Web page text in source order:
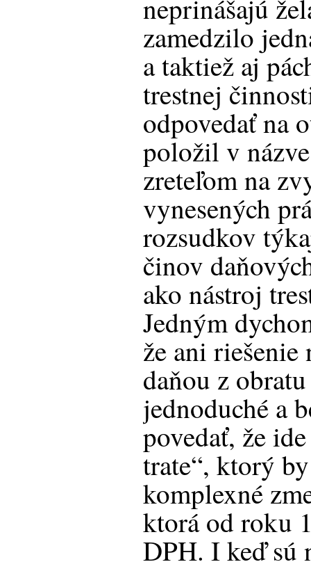
neprinášajú
zamedzilo
a taktiež aj
trestnej
odpovedať na
položil v
zreteľom na
vynesených
rozsudkov
činov
ako nástroj
Jedným
že ani riešenie
daňou z
jednoduché a
povedať, že
trate“, ktorý
komplexné
ktorá od roku
DPH. I keď sú